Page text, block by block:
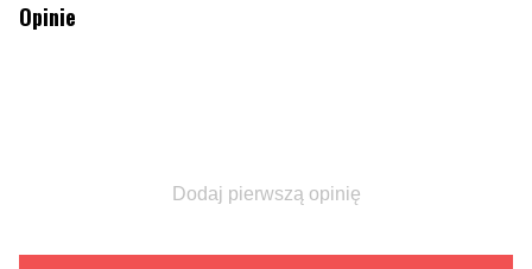
Opinie
Dodaj pierwszą opinię